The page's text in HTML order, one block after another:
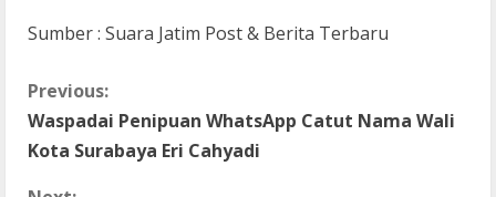
Sumber : Suara Jatim Post & Berita Terbaru
C
o
Previous:
Waspadai Penipuan WhatsApp Catut Nama Wali
Kota Surabaya Eri Cahyadi